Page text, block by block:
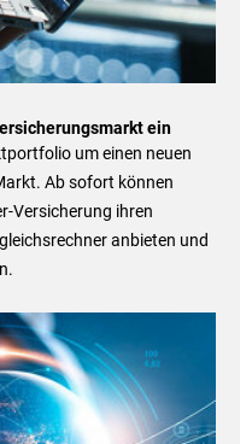
ein
um einen neuen
Ab sofort können
Versicherung ihren
anbieten und